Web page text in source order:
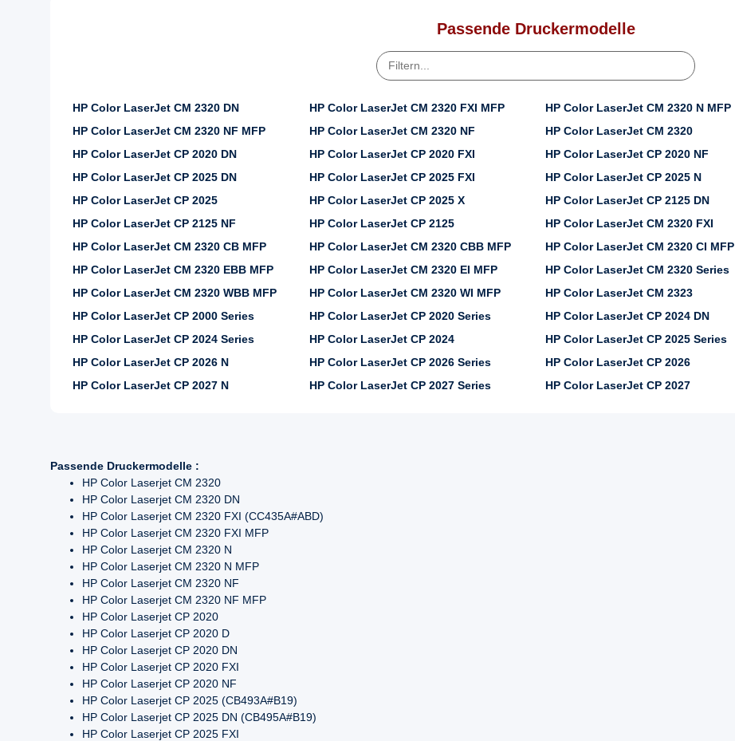
Passende Druckermodelle
HP Color LaserJet CM 2320 DN HP Color LaserJet CM 2320 FXI MFP HP Color LaserJet CM 2320 N MFP
HP Color LaserJet CM 2320 NF MFP
HP Color LaserJet CM 2320 NF HP Color LaserJet CM 2320
HP Color LaserJet CP 2020 DN
HP Color LaserJet CP 2020 FXI HP Color LaserJet CP 2020 NF
HP Color LaserJet CP 2025 DN
HP Color LaserJet CP 2025 FXI HP Color LaserJet CP 2025 N
HP Color LaserJet CP 2025
HP Color LaserJet CP 2025 X HP Color LaserJet CP 2125 DN
HP Color LaserJet CP 2125 NF
HP Color LaserJet CP 2125 HP Color LaserJet CM 2320 FXI
HP Color LaserJet CM 2320 CB MFP
HP Color LaserJet CM 2320 CBB MFP HP Color LaserJet CM 2320 CI MFP
HP Color LaserJet CM 2320 EBB MFP
HP Color LaserJet CM 2320 EI MFP HP Color LaserJet CM 2320 Series
HP Color LaserJet CM 2320 WBB MFP
HP Color LaserJet CM 2320 WI MFP HP Color LaserJet CM 2323
HP Color LaserJet CP 2000 Series
HP Color LaserJet CP 2020 Series HP Color LaserJet CP 2024 DN
HP Color LaserJet CP 2024 Series
HP Color LaserJet CP 2024 HP Color LaserJet CP 2025 Series
HP Color LaserJet CP 2026 N
HP Color LaserJet CP 2026 Series HP Color LaserJet CP 2026
HP Color LaserJet CP 2027 N
HP Color LaserJet CP 2027 Series HP Color LaserJet CP 2027
Passende Druckermodelle :
HP Color Laserjet CM 2320
HP Color Laserjet CM 2320 DN
HP Color Laserjet CM 2320 FXI (CC435A#ABD)
HP Color Laserjet CM 2320 FXI MFP
HP Color Laserjet CM 2320 N
HP Color Laserjet CM 2320 N MFP
HP Color Laserjet CM 2320 NF
HP Color Laserjet CM 2320 NF MFP
HP Color Laserjet CP 2020
HP Color Laserjet CP 2020 D
HP Color Laserjet CP 2020 DN
HP Color Laserjet CP 2020 FXI
HP Color Laserjet CP 2020 NF
HP Color Laserjet CP 2025 (CB493A#B19)
HP Color Laserjet CP 2025 DN (CB495A#B19)
HP Color Laserjet CP 2025 FXI